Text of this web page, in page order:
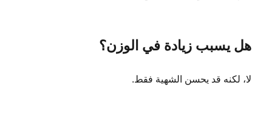
هل يسبب زيادة في الوزن؟
لا، لكنه قد يحسن الشهية فقط.